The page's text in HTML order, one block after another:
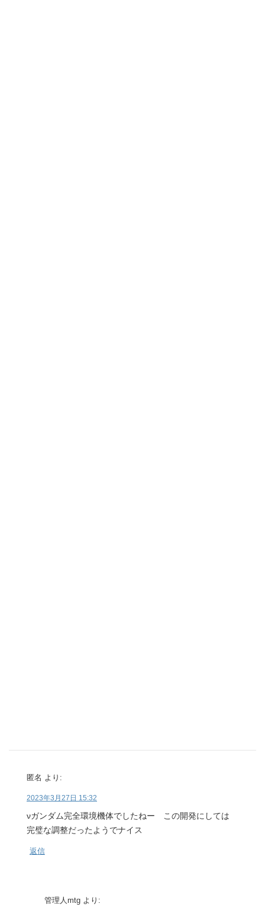
匿名 より:
2023年3月27日 15:32
νガンダム完全環境機体でしたねー この開発にしては
完璧な調整だったようでナイス
返信
管理人mtg より: